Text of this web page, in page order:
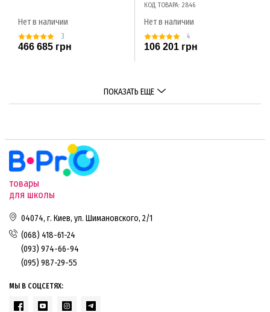
Нет в наличии
3
466 685 грн
КОД ТОВАРА: 2846
Нет в наличии
4
106 201 грн
ПОКАЗАТЬ ЕЩЕ
товары
для школы
04074, г. Киев, ул. Шимановского, 2/1
(068) 418-61-24
(093) 974-66-94
(095) 987-29-55
МЫ В СОЦСЕТЯХ: